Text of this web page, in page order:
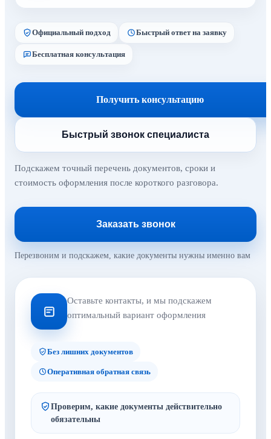
Официальный подход Быстрый ответ на заявку
Бесплатная консультация
Получить консультацию
Быстрый звонок специалиста
Подскажем точный перечень документов, сроки и
стоимость оформления после короткого разговора.
Заказать звонок
Перезвоним и подскажем, какие документы нужны именно вам
Оставьте контакты, и мы подскажем
оптимальный вариант оформления
Без лишних документов
Оперативная обратная связь
Проверим, какие документы действительно
обязательны